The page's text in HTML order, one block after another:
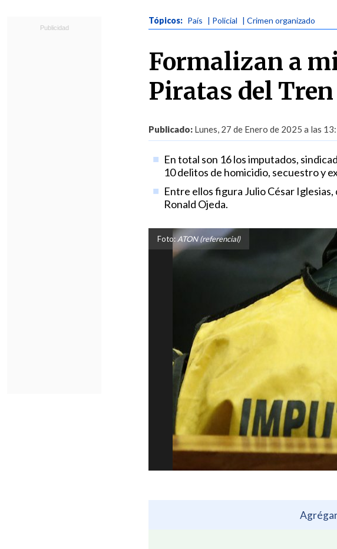
Tópicos: País | Policial | Crimen organizado
Formalizan a
Piratas del
Publicado: Lunes, 27 de Enero de 2025 a las
En total son 16 los imputados,
10 delitos de homicidio, secuestro y
Entre ellos figura Julio César
Ronald Ojeda.
Foto: ATON (referencial)